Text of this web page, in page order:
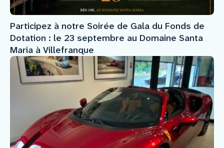
Participez à notre Soirée de Gala du Fonds de
Dotation : le 23 septembre au Domaine Santa
Maria à Villefranque